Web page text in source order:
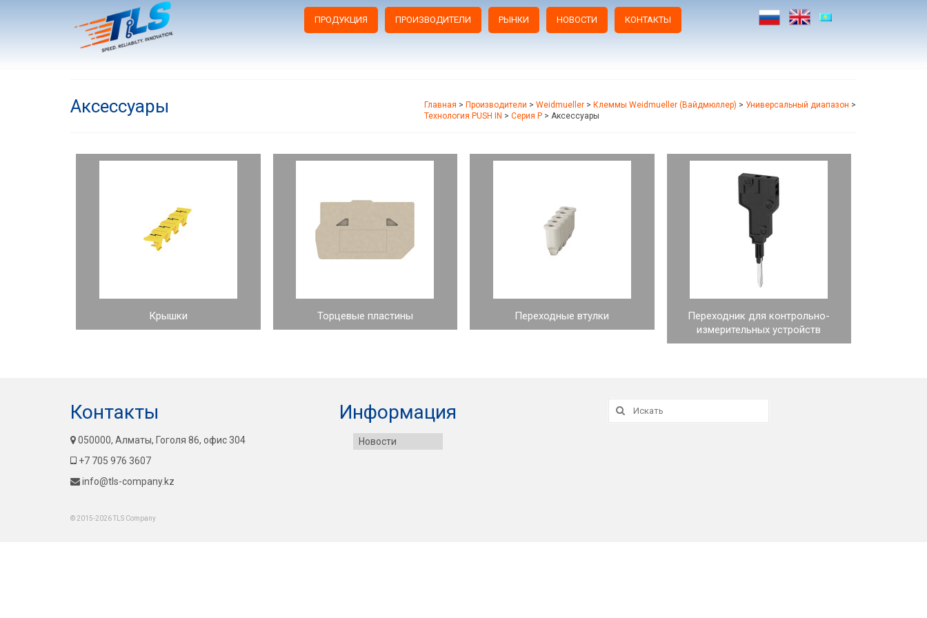
ПРОДУКЦИЯ ПРОИЗВОДИТЕЛИ РЫНКИ НОВОСТИ КОНТАКТЫ
Аксессуары Главная > Производители > Weidmueller > Клеммы Weidmueller (Вайдмюллер) > Универсальный диапазон >
Технология PUSH IN > Серия P > Аксессуары
Крышки Торцевые пластины Переходные втулки
Переходник для контрольно-
измерительных устройств
Контакты
050000, Алматы, Гоголя 86, офис 304
+7 705 976 3607
info@tls-company.kz
Информация
Новости
Искать:
© 2015-2026 TLS Company